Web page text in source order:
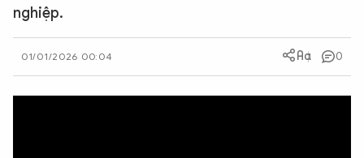
VĂN HÓA - THỂ THAO
nghiệp.
01/01/2026 00:04 0